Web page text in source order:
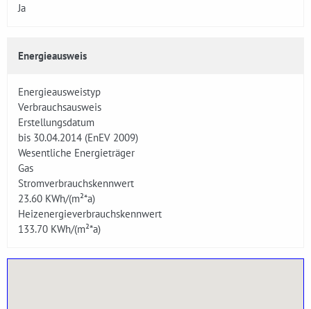
Ja
Energieausweis
Energieausweistyp
Verbrauchsausweis
Erstellungsdatum
bis 30.04.2014 (EnEV 2009)
Wesentliche Energieträger
Gas
Stromverbrauchskennwert
23.60 KWh/(m²*a)
Heizenergieverbrauchskennwert
133.70 KWh/(m²*a)